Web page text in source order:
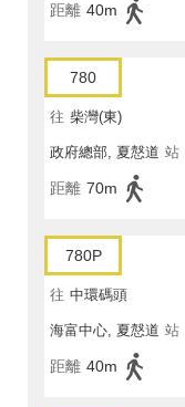
距離 40m
780
往 柴灣(東)
政府總部, 夏慤道 站
距離 70m
780P
往 中環碼頭
海富中心, 夏慤道 站
距離 40m